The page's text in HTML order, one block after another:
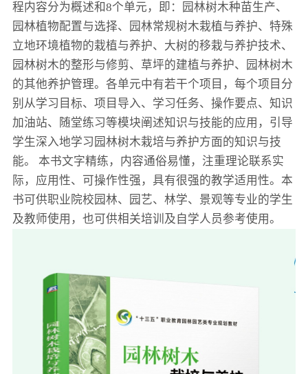
程内容分为概述和8个单元，即：园林树木种苗生产、
园林植物配置与选择、园林常规树木栽植与养护、特殊
立地环境植物的栽植与养护、大树的移栽与养护技术、
园林树木的整形与修剪、草坪的建植与养护、园林树木
的其他养护管理。各单元中有若干个项目，每个项目分
别从学习目标、项目导入、学习任务、操作要点、知识
加油站、随堂练习等模块阐述知识与技能的应用，引导
学生深入地学习园林树木栽培与养护方面的知识与技
能。 本书文字精练，内容通俗易懂，注重理论联系实
际，应用性、可操作性强，具有很强的教学适用性。本
书可供职业院校园林、园艺、林学、景观等专业的学生
及教师使用，也可供相关培训及自学人员参考使用。